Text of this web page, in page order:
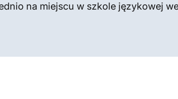
na miejscu w szkole językowej